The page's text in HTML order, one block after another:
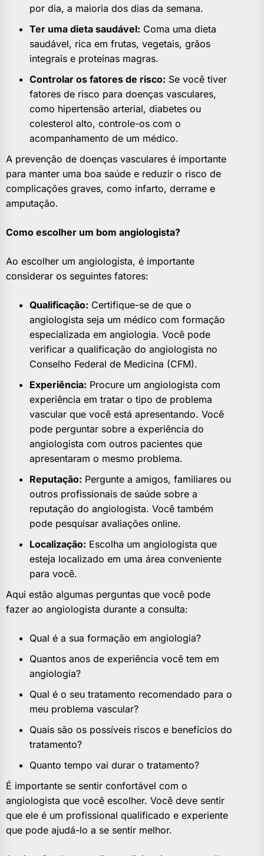
por dia, a maioria dos dias da semana.
Ter uma dieta saudável: Coma uma dieta
saudável, rica em frutas, vegetais, grãos
integrais e proteínas magras.
Controlar os fatores de risco: Se você tiver
fatores de risco para doenças vasculares,
como hipertensão arterial, diabetes ou
colesterol alto, controle-os com o
acompanhamento de um médico.
A prevenção de doenças vasculares é importante
para manter uma boa saúde e reduzir o risco de
complicações graves, como infarto, derrame e
amputação.
Como escolher um bom angiologista?
Ao escolher um angiologista, é importante
considerar os seguintes fatores:
Qualificação: Certifique-se de que o
angiologista seja um médico com formação
especializada em angiologia. Você pode
verificar a qualificação do angiologista no
Conselho Federal de Medicina (CFM).
Experiência: Procure um angiologista com
experiência em tratar o tipo de problema
vascular que você está apresentando. Você
pode perguntar sobre a experiência do
angiologista com outros pacientes que
apresentaram o mesmo problema.
Reputação: Pergunte a amigos, familiares ou
outros profissionais de saúde sobre a
reputação do angiologista. Você também
pode pesquisar avaliações online.
Localização: Escolha um angiologista que
esteja localizado em uma área conveniente
para você.
Aqui estão algumas perguntas que você pode
fazer ao angiologista durante a consulta:
Qual é a sua formação em angiologia?
Quantos anos de experiência você tem em
angiologia?
Qual é o seu tratamento recomendado para o
meu problema vascular?
Quais são os possíveis riscos e benefícios do
tratamento?
Quanto tempo vai durar o tratamento?
É importante se sentir confortável com o
angiologista que você escolher. Você deve sentir
que ele é um profissional qualificado e experiente
que pode ajudá-lo a se sentir melhor.